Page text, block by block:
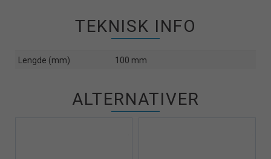
TEKNISK INFO
Lengde (mm) 100 mm
ALTERNATIVER